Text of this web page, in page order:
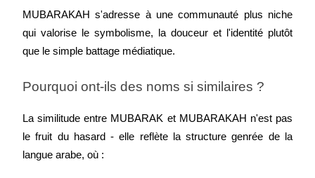
MUBARAKAH s'adresse à une communauté plus niche
qui valorise le symbolisme, la douceur et l'identité plutôt
que le simple battage médiatique.
Pourquoi ont-ils des noms si similaires ?
La similitude entre MUBARAK et MUBARAKAH n'est pas
le fruit du hasard - elle reflète la structure genrée de la
langue arabe, où :